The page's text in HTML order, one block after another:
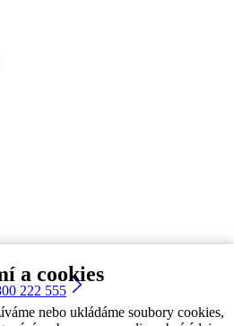
a cookies
nebo ukládáme soubory cookies,
222 555